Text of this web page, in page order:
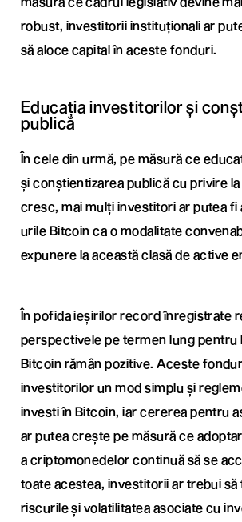
robust, investitorii instituționali ar
să aloce capital în aceste fonduri.
Educația investitorilor și
publică
În cele din urmă, pe măsură ce
și conștientizarea publică cu privire
cresc, mai mulți investitori ar putea fi
urile Bitcoin ca o modalitate
expunere la această clasă de active
În pofida ieșirilor record înregistrate
perspectivele pe termen lung pentru
Bitcoin rămân pozitive. Aceste
investitorilor un mod simplu și
investi în Bitcoin, iar cererea pentru
ar putea crește pe măsură ce
a criptomonedelor continuă să se
toate acestea, investitorii ar trebui
riscurile și volatilitatea asociate cu